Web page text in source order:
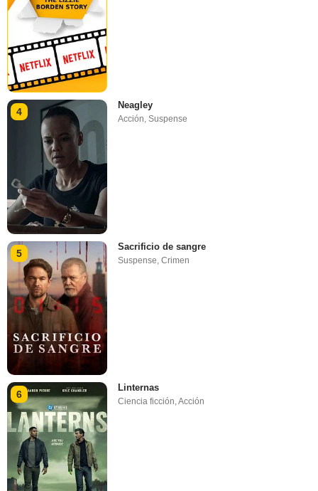
4
Neagley
Acción,Suspense
5
Sacrificio de sangre
Suspense ,Crimen
6
Linternas
Ciencia ficción,Acción